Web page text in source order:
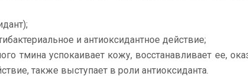
и антиоксидантное действие;
тмина успокаивает кожу, восстанавливает ее,
также выступает в роли антиоксиданта.